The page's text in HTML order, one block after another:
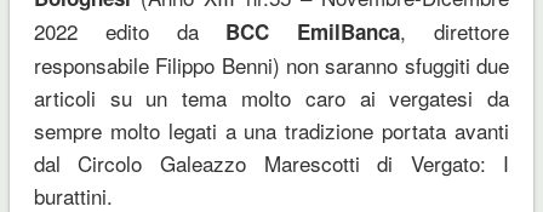
2022 edito da BCC EmilBanca, direttore
responsabile Filippo Benni) non saranno sfuggiti due
articoli su un tema molto caro ai vergatesi da
sempre molto legati a una tradizione portata avanti
dal Circolo Galeazzo Marescotti di Vergato: I
burattini.